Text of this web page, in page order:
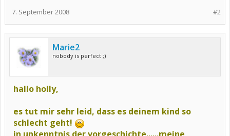
#2
7. September 2008
Marie2
nobody is perfect ;)
hallo holly,
es tut mir sehr leid, dass es deinem kind so
schlecht geht!